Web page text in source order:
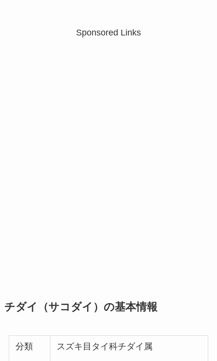
Sponsored Links
チダイ（サコダイ）の基本情報
分類 スズキ目タイ科チダイ属